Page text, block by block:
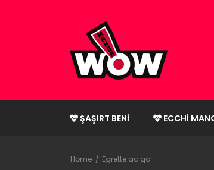
ŞAŞIRT BENI ECCHI
Home Egrette ac.qq